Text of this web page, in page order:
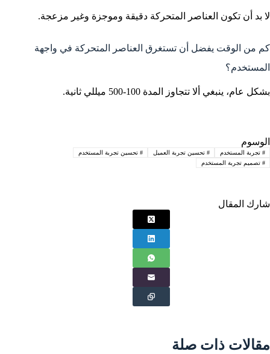
لا بد أن تكون العناصر المتحركة دقيقة وموجزة وغير مزعجة.
كم من الوقت يفضل أن تستغرق العناصر المتحركة في واجهة
المستخدم؟
بشكل عام، ينبغي ألا تتجاوز المدة 100-500 ميللي ثانية.
الوسوم
# تجربة المستخدم # تحسين تجربة العميل # تحسين تجربة المستخدم
# تصميم تجربة المستخدم
شارك المقال
مقالات ذات صلة